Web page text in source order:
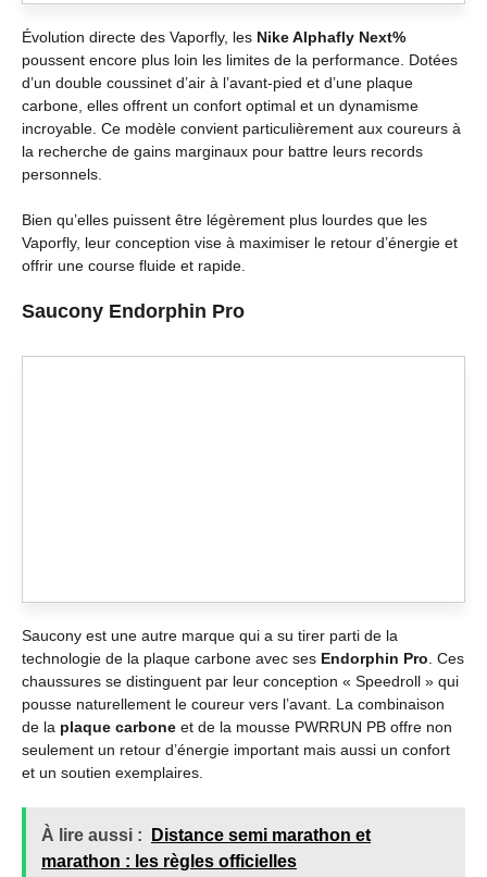
Évolution directe des Vaporfly, les Nike Alphafly Next%
poussent encore plus loin les limites de la performance. Dotées
d’un double coussinet d’air à l’avant-pied et d’une plaque
carbone, elles offrent un confort optimal et un dynamisme
incroyable. Ce modèle convient particulièrement aux coureurs à
la recherche de gains marginaux pour battre leurs records
personnels.
Bien qu’elles puissent être légèrement plus lourdes que les
Vaporfly, leur conception vise à maximiser le retour d’énergie et
offrir une course fluide et rapide.
Saucony Endorphin Pro
Saucony est une autre marque qui a su tirer parti de la
technologie de la plaque carbone avec ses Endorphin Pro . Ces
chaussures se distinguent par leur conception « Speedroll » qui
pousse naturellement le coureur vers l’avant. La combinaison
de la plaque carbone et de la mousse PWRRUN PB offre non
seulement un retour d’énergie important mais aussi un confort
et un soutien exemplaires.
À lire aussi :
Distance semi marathon et
marathon : les règles officielles